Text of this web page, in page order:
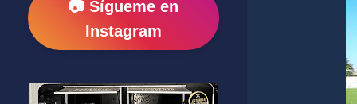
📷 Sígueme en
Instagram